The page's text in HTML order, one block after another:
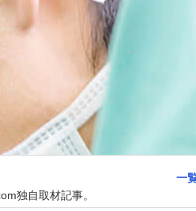
一
独自取材記事。